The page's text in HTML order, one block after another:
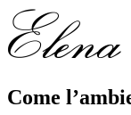
Come